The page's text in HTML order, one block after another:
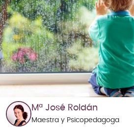
Mª José Roldán
Maestra y Psicopedagoga